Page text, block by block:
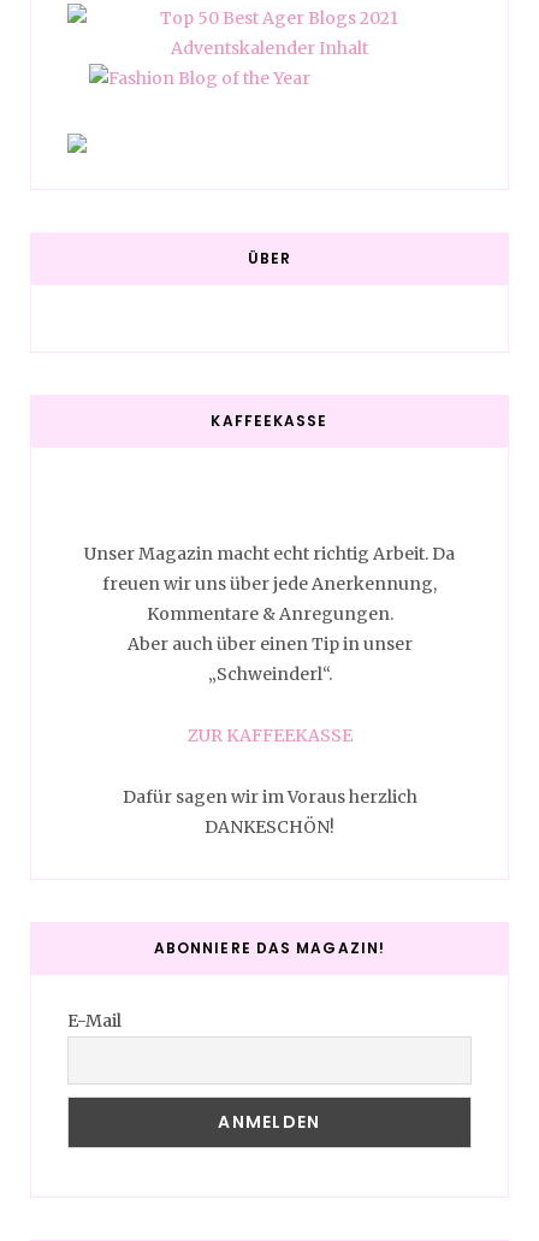
ÜBER
KAFFEEKASSE
Unser Magazin macht echt richtig Arbeit. Da
freuen wir uns über jede Anerkennung,
Kommentare & Anregungen.
Aber auch über einen Tip in unser
„Schweinderl“.
ZUR KAFFEEKASSE
Dafür sagen wir im Voraus herzlich
DANKESCHÖN!
ABONNIERE DAS MAGAZIN!
E-Mail